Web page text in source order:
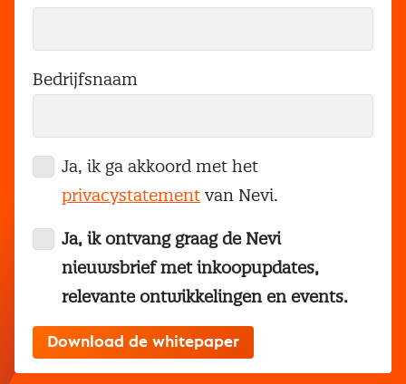
Bedrijfsnaam
Ja, ik ga akkoord met het
privacystatement van Nevi.
Ja, ik ontvang graag de Nevi
nieuwsbrief met inkoopupdates,
relevante ontwikkelingen en events.